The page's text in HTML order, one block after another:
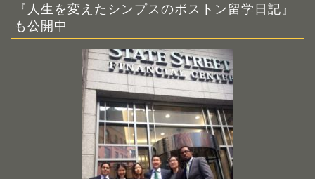
『人生を変えたシンプスのボストン留学日記』
も公開中